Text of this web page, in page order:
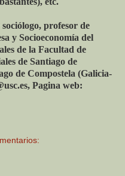
profesor de
y Socioeconomía del
de la Facultad de
de Santiago de
de Compostela (Galicia-
Pagina web: